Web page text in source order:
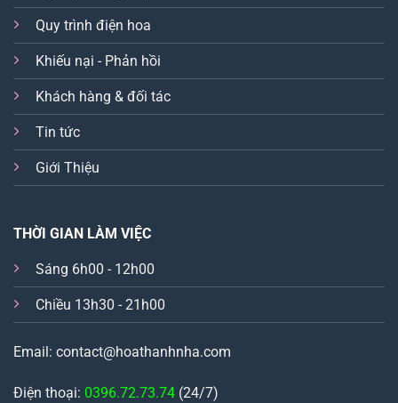
Quy trình điện hoa
Khiếu nại - Phản hồi
Khách hàng & đối tác
Tin tức
Giới Thiệu
THỜI GIAN LÀM VIỆC
Sáng 6h00 - 12h00
Chiều 13h30 - 21h00
Email: contact@hoathanhnha.com
Điện thoại: 0396.72.73.74 (24/7)